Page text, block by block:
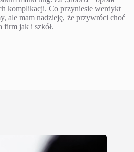
komplikacji. Co przyniesie werdykt
ale mam nadzieję, że przywróci choć
firm jak i szkół.